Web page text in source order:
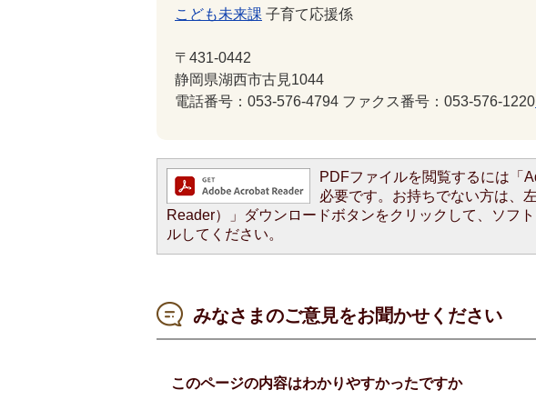
こども未来課 子育て応援係
〒431-0442
静岡県湖西市古見1044
電話番号：053-576-4794 ファクス番号：053-576-1220
PDFファイルを閲覧するには「
必要です。お持ちでない方は、
Reader）」ダウンロードボタンをクリックして、ソフ
ルしてください。
みなさまのご意見をお聞かせください
このページの内容はわかりやすかったですか